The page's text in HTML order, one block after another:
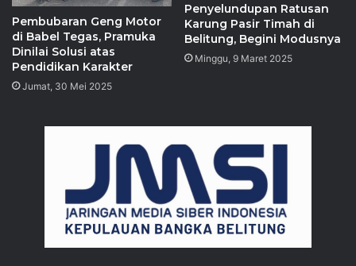
‎Pembubaran Geng Motor
di Babel Tegas, Pramuka
Dinilai Solusi atas
Pendidikan Karakter
Jumat, 30 Mei 2025
Penyelundupan Ratusan
Karung Pasir Timah di
Belitung, Begini Modusnya
Minggu, 9 Maret 2025